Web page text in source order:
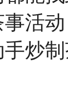
农耕创
源麦精
”……当